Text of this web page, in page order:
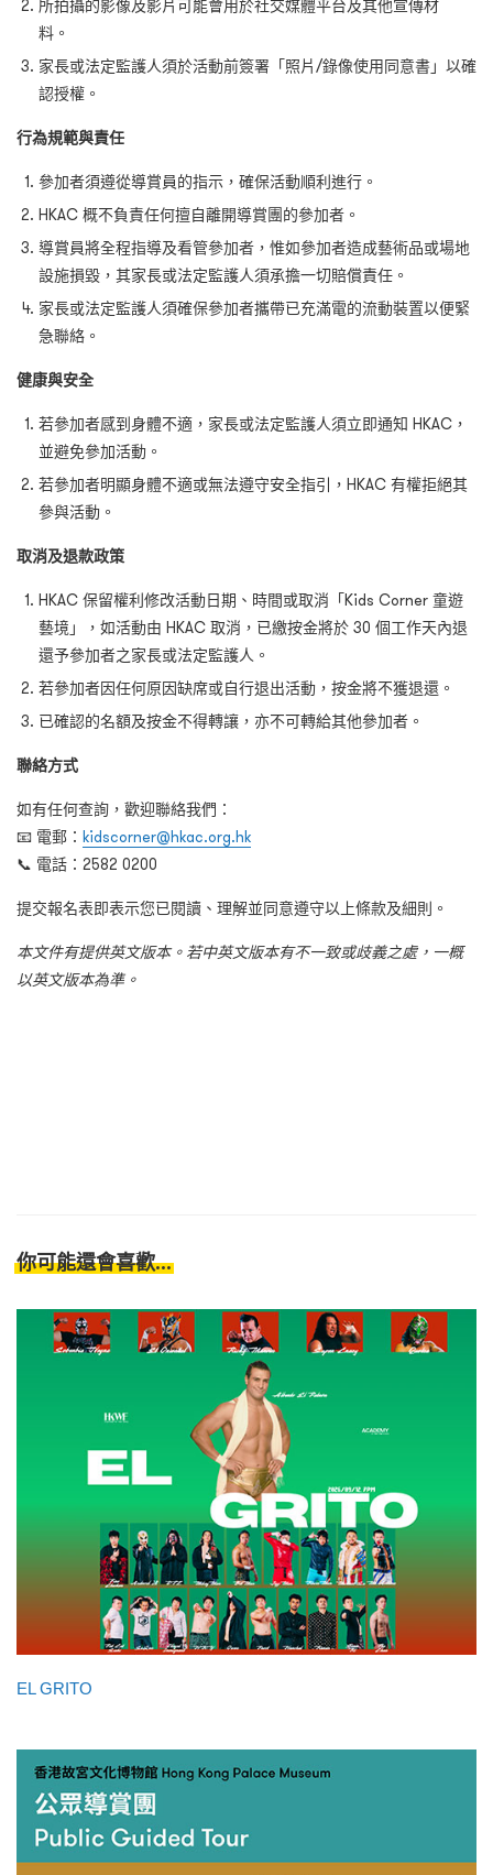
所拍攝的影像及影片可能會用於社交媒體平台及其他宣傳材
料。
家長或法定監護人須於活動前簽署「照片/錄像使用同意書」以確
認授權。
行為規範與責任
參加者須遵從導賞員的指示，確保活動順利進行。
HKAC 概不負責任何擅自離開導賞團的參加者。
導賞員將全程指導及看管參加者，惟如參加者造成藝術品或場地
設施損毀，其家長或法定監護人須承擔一切賠償責任。
家長或法定監護人須確保參加者攜帶已充滿電的流動裝置以便緊
急聯絡。
健康與安全
若參加者感到身體不適，家長或法定監護人須立即通知 HKAC，
並避免參加活動。
若參加者明顯身體不適或無法遵守安全指引，HKAC 有權拒絕其
參與活動。
取消及退款政策
HKAC 保留權利修改活動日期、時間或取消「Kids Corner 童遊
藝境」，如活動由 HKAC 取消，已繳按金將於 30 個工作天內退
還予參加者之家長或法定監護人。
若參加者因任何原因缺席或自行退出活動，按金將不獲退還。
已確認的名額及按金不得轉讓，亦不可轉給其他參加者。
聯絡方式
如有任何查詢，歡迎聯絡我們：
📧 電郵： kidscorner@hkac.org.hk
📞 電話：2582 0200
提交報名表即表示您已閱讀、理解並同意遵守以上條款及細則。
本文件有提供英文版本。若中英文版本有不一致或歧義之處，一概
以英文版本為準。
你可能還會喜歡...
EL GRITO